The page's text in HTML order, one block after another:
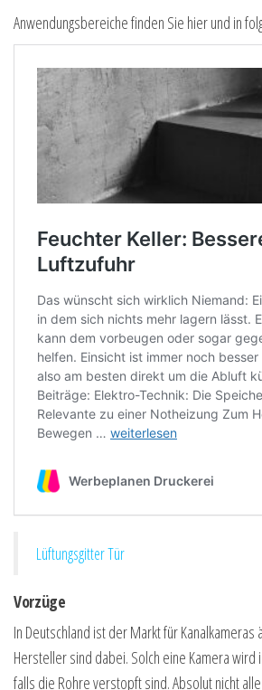
Anwendungsbereiche finden Sie hier und in
Lüftungsgitter Tür
Vorzüge
In Deutschland ist der Markt für Kanalkameras
Hersteller sind dabei. Solch eine Kamera
falls die Rohre verstopft sind. Absolut nicht